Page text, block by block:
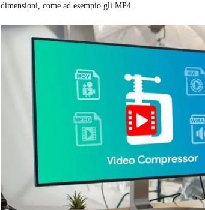
dimensioni, come ad esempio gli MP4.